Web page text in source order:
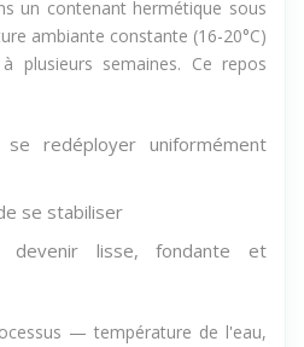
un contenant hermétique sous
ambiante constante (16-20°C)
plusieurs semaines. Ce repos
redéployer uniformément
se stabiliser
lisse, fondante et
— température de l'eau,